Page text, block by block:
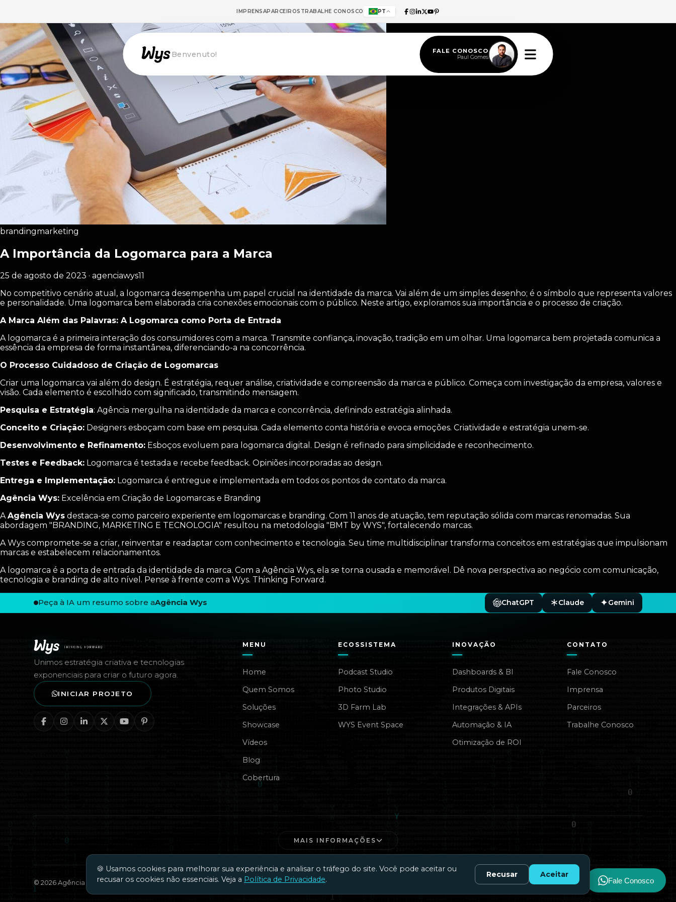
IMPRENSAPARCEIROS TRABALHE CONOSCO PT
Willkommen! FALE CONOSCO
Paul Gomes
brandingmarketing
A Importância da Logomarca para a Marca
25 de agosto de 2023 · agenciawys11
No competitivo cenário atual, a logomarca desempenha um papel crucial na identidade da marca. Vai além de um simples desenho; é o símbolo que representa valores
e personalidade. Uma logomarca bem elaborada cria conexões emocionais com o público. Neste artigo, exploramos sua importância e o processo de criação.
A Marca Além das Palavras: A Logomarca como Porta de Entrada
A logomarca é a primeira interação dos consumidores com a marca. Transmite confiança, inovação, tradição em um olhar. Uma logomarca bem projetada comunica a
essência da empresa de forma instantânea, diferenciando-a na concorrência.
O Processo Cuidadoso de Criação de Logomarcas
Criar uma logomarca vai além do design. É estratégia, requer análise, criatividade e compreensão da marca e público. Começa com investigação da empresa, valores e
visão. Cada elemento é escolhido com significado, transmitindo mensagem.
Pesquisa e Estratégia: Agência mergulha na identidade da marca e concorrência, definindo estratégia alinhada.
Conceito e Criação: Designers esboçam com base em pesquisa. Cada elemento conta história e evoca emoções. Criatividade e estratégia unem-se.
Desenvolvimento e Refinamento: Esboços evoluem para logomarca digital. Design é refinado para simplicidade e reconhecimento.
Testes e Feedback: Logomarca é testada e recebe feedback. Opiniões incorporadas ao design.
Entrega e Implementação: Logomarca é entregue e implementada em todos os pontos de contato da marca.
Agência Wys: Excelência em Criação de Logomarcas e Branding
AAgência Wys destaca-se como parceiro experiente em logomarcas e branding. Com 11 anos de atuação, tem reputação sólida com marcas renomadas. Sua
abordagem "BRANDING, MARKETING E TECNOLOGIA" resultou na metodologia "BMT by WYS", fortalecendo marcas.
A Wys compromete-se a criar, reinventar e readaptar com conhecimento e tecnologia. Seu time multidisciplinar transforma conceitos em estratégias que impulsionam
marcas e estabelecem relacionamentos.
A logomarca é a porta de entrada da identidade da marca. Com a Agência Wys, ela se torna ousada e memorável. Dê nova perspectiva ao negócio com comunicação,
tecnologia e branding de alto nível. Pense à frente com a Wys. Thinking Forward.
Rodapé — Agência Wys
Peça à IA um resumo sobre aAgência Wys ChatGPT Claude Gemini
Unimos estratégia criativa e tecnologias
exponenciais para criar o futuro agora.
INICIAR PROJETO
MENU
Home
Quem Somos
Soluções
Showcase
Vídeos
Blog
Cobertura
ECOSSISTEMA
Podcast Studio
Photo Studio
3D Farm Lab
WYS Event Space
INOVAÇÃO
Dashboards & BI
Produtos Digitais
Integrações & APIs
Automação & IA
Otimização de ROI
CONTATO
Fale Conosco
Imprensa
Parceiros
Trabalhe Conosco
MAIS INFORMAÇÕES
©2026 Agência Wys. Todos os direitos reservados. AGÊNCIA WYS LTDA | CNPJ 23.019.877/0001-20 Privacidade Termos
Fale Conosco
🍪 Usamos cookies para melhorar sua experiência e analisar o tráfego do site. Você pode aceitar ou
recusar os cookies não essenciais. Veja a Política de Privacidade.
Recusar Aceitar